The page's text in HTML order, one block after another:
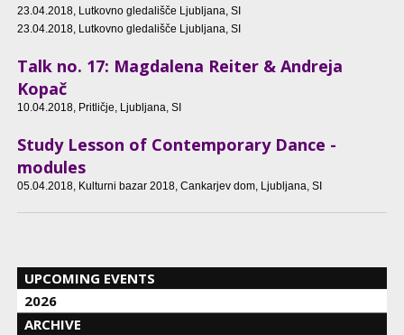
23.04.2018, Lutkovno gledališče Ljubljana, SI
23.04.2018, Lutkovno gledališče Ljubljana, SI
Talk no. 17: Magdalena Reiter & Andreja
Kopač
10.04.2018, Pritličje, Ljubljana, SI
Study Lesson of Contemporary Dance -
modules
05.04.2018, Kulturni bazar 2018, Cankarjev dom, Ljubljana, SI
UPCOMING EVENTS
2026
ARCHIVE